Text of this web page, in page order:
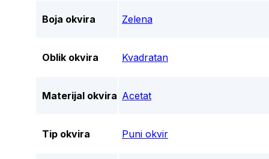
Boja okvira Zelena
Oblik okvira Kvadratan
Materijal okvira Acetat
Tip okvira Puni okvir